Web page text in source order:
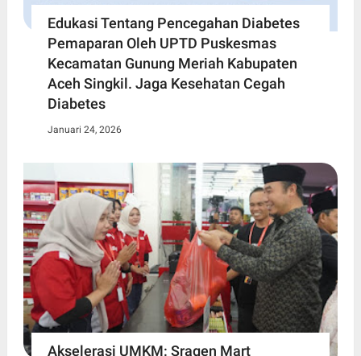
Edukasi Tentang Pencegahan Diabetes
Pemaparan Oleh UPTD Puskesmas
Kecamatan Gunung Meriah Kabupaten
Aceh Singkil. Jaga Kesehatan Cegah
Diabetes
Januari 24, 2026
Akselerasi UMKM: Sragen Mart